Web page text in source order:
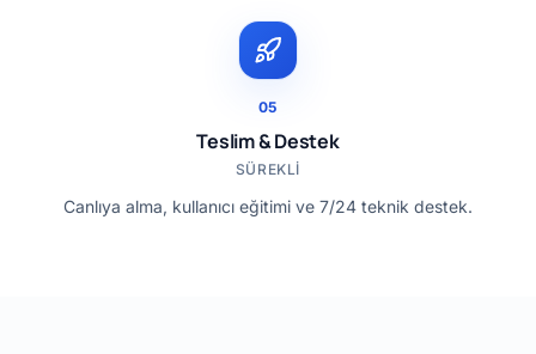
05
Teslim & Destek
SÜREKLI
Canlıya alma, kullanıcı eğitimi ve 7/24 teknik destek.